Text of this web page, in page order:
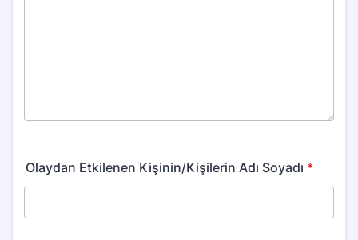
Olaydan Etkilenen Kişinin/Kişilerin Adı Soyadı *